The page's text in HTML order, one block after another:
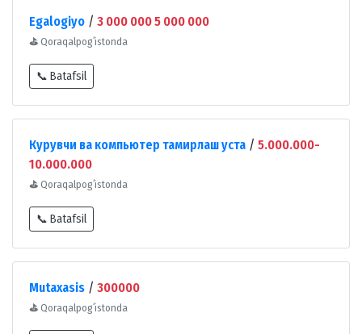
Egalogiyo / 3 000 000 5 000 000
⛳ Qoraqalpogʻistonda
📞 Batafsil
Курувчи ва компьютер тамирлаш уста / 5.000.000-
10.000.000
⛳ Qoraqalpogʻistonda
📞 Batafsil
Mutaxasis / 300000
⛳ Qoraqalpogʻistonda